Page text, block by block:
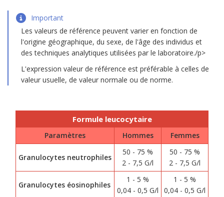
Important
Les valeurs de référence peuvent varier en fonction de
l'origine géographique, du sexe, de l'âge des individus et
des techniques analytiques utilisées par le laboratoire./p>
L'expression valeur de référence est préférable à celles de
valeur usuelle, de valeur normale ou de norme.
Formule leucocytaire
Paramètres Hommes Femmes
Granulocytes neutrophiles
50 - 75 %
2 - 7,5 G/l
50 - 75 %
2 - 7,5 G/l
Granulocytes éosinophiles
1 - 5 %
0,04 - 0,5 G/l
1 - 5 %
0,04 - 0,5 G/l